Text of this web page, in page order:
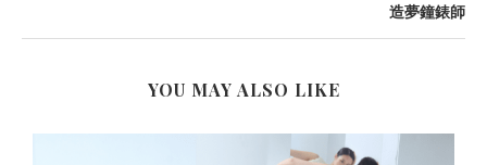
造夢鐘錶師
YOU MAY ALSO LIKE